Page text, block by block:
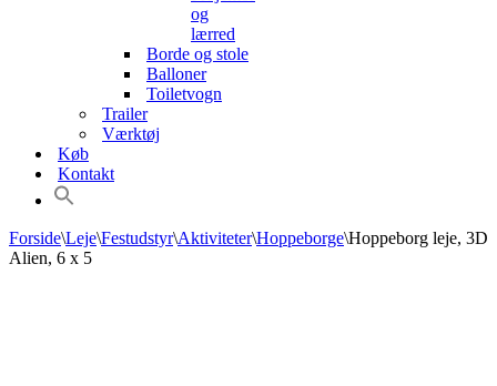
og
lærred
Borde og stole
Balloner
Toiletvogn
Trailer
Værktøj
Køb
Kontakt
Forside\Leje\Festudstyr\Aktiviteter\Hoppeborge\Hoppeborg leje, 3D
Alien, 6 x 5